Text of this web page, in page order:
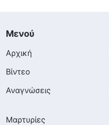
Μενού
Αρχική
Βίντεο
Αναγνώσεις
Μαρτυρίες